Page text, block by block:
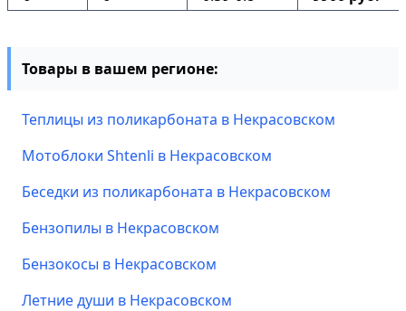
Товары в вашем регионе:
Теплицы из поликарбоната в Некрасовском
Мотоблоки Shtenli в Некрасовском
Беседки из поликарбоната в Некрасовском
Бензопилы в Некрасовском
Бензокосы в Некрасовском
Летние души в Некрасовском